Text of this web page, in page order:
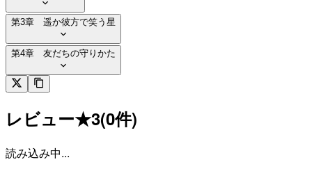
第3章 遥か彼方で笑う星
第4章 友だちの守りかた
レビュー★3(0件)
読み込み中...